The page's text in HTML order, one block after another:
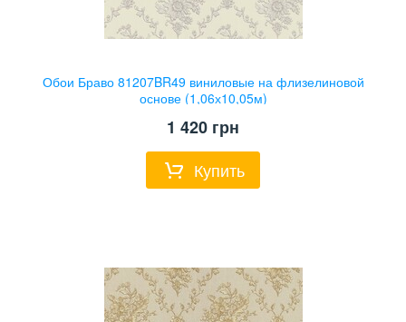
Обои Браво 81207BR49 виниловые на флизелиновой
основе (1,06х10,05м)
1 420 грн
Купить